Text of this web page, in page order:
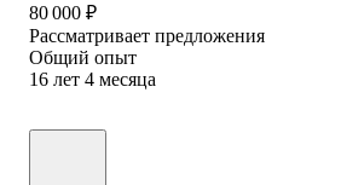
80 000 ₽
Рассматривает предложения
Общий опыт
16 лет 4 месяца